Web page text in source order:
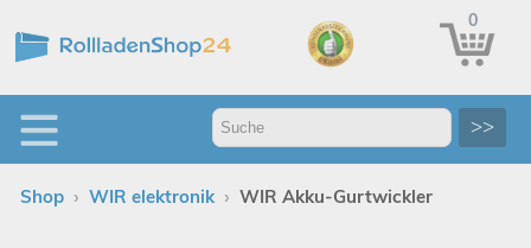
0
>>
Shop › WIR elektronik › WIR Akku-Gurtwickler